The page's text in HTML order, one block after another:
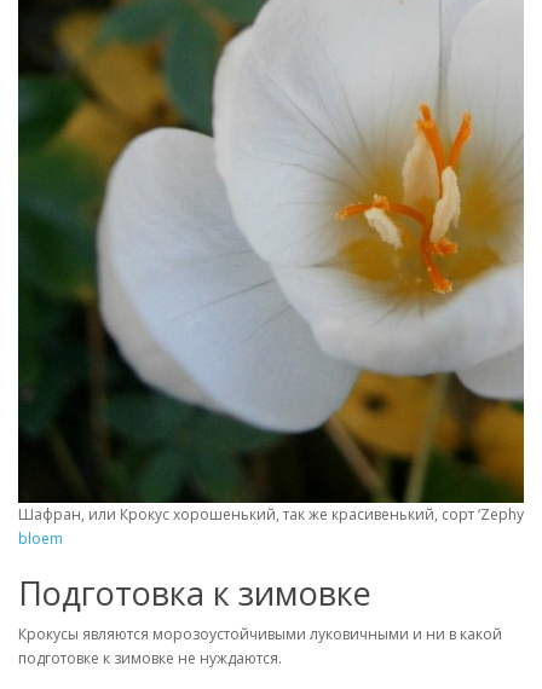
Шафран, или Крокус хорошенький, так же красивенький, сорт ‘Zephyr’
bloem
Подготовка к зимовке
Крокусы являются морозоустойчивыми луковичными и ни в какой
подготовке к зимовке не нуждаются.